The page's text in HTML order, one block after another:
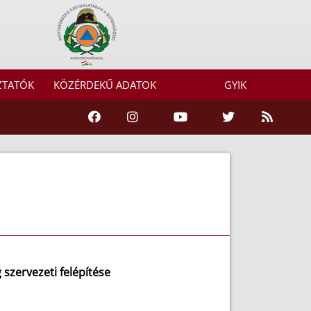
KÖZÉRDEKŰ ADATOK GYIK
szervezeti felépítése